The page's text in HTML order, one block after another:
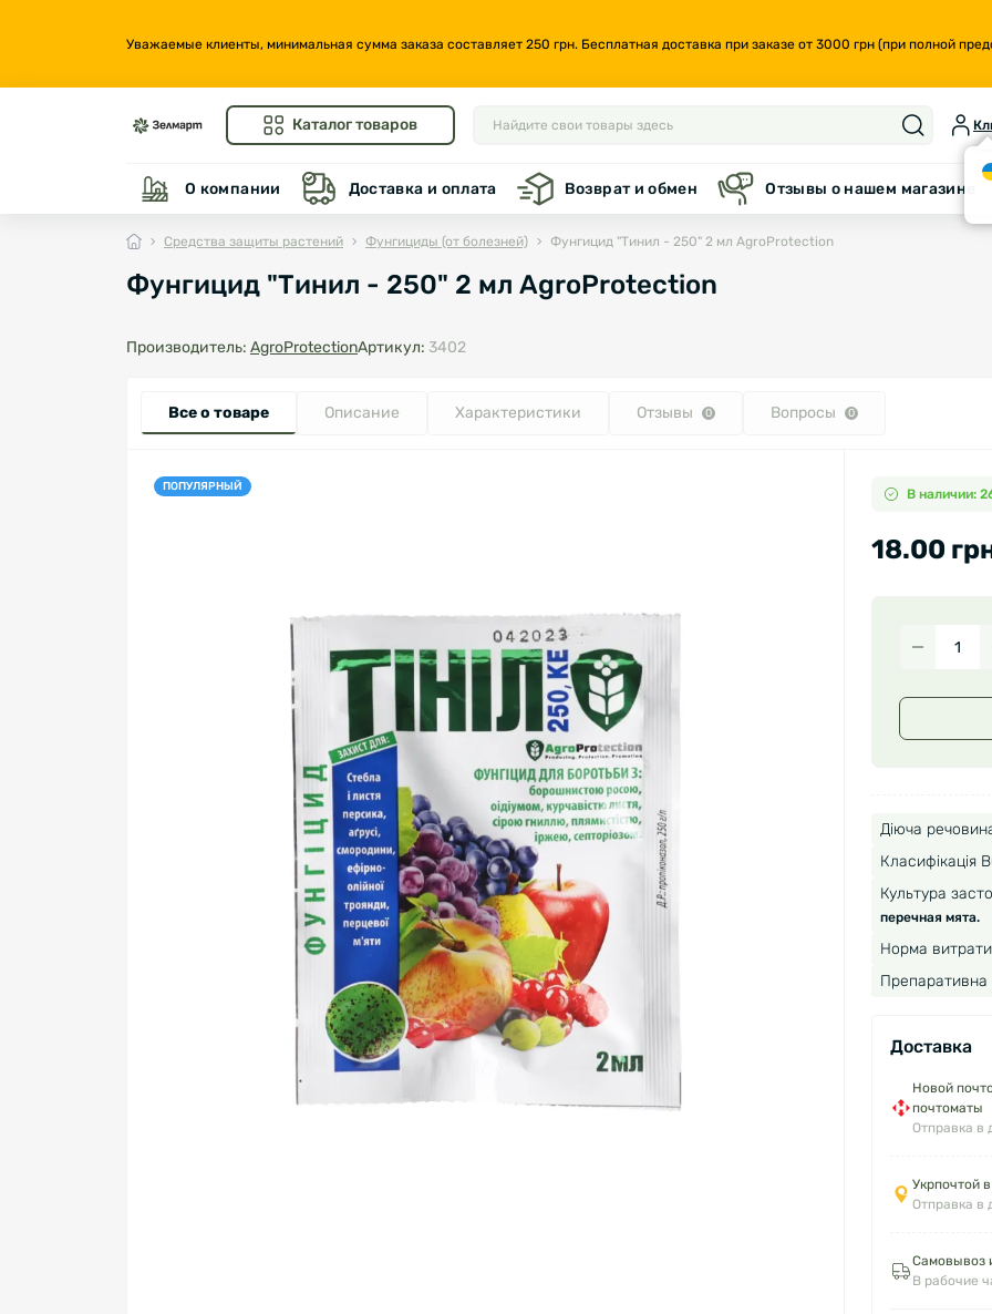
Уважаемые клиенты, минимальная сумма заказа составляет 250 грн. Бесплатная доставка при заказе от 3000 грн (при полной
Каталог товаров
О компании Доставка и оплата Возврат и обмен Отзывы о нашем магазине
Средства защиты растений Фунгициды (от болезней) Фунгицид "Тинил - 250" 2 мл AgroProtection
Фунгицид "Тинил - 250" 2 мл AgroProtection
Производитель: AgroProtectionАртикул: 3402
Все о товаре Описание Характеристики Отзывы 0 Вопросы 0
ПОПУЛЯРНЫЙ В наличии:
18.00
Діюча
Класифікація
Культура
перечная мята.
Норма
Доставка
Новой
почтоматы
Отправка в
Укрпочтой
Отправка в
Самовывоз
В рабочие